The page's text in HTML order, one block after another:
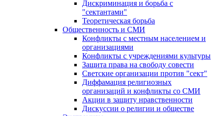
Дискриминация и борьба с
"сектантами"
Теоретическая борьба
Общественность и СМИ
Конфликты с местным населением и
организациями
Конфликты с учреждениями культуры
Защита права на свободу совести
Светские организации против "сект"
Диффамация религиозных
организаций и конфликты со СМИ
Акции в защиту нравственности
Дискуссии о религии и обществе